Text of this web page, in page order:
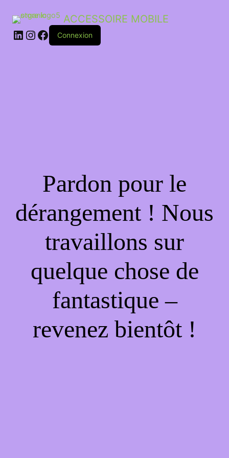
ACCESSOIRE MOBILE
Connexion
Pardon pour le
dérangement ! Nous
travaillons sur
quelque chose de
fantastique –
revenez bientôt !